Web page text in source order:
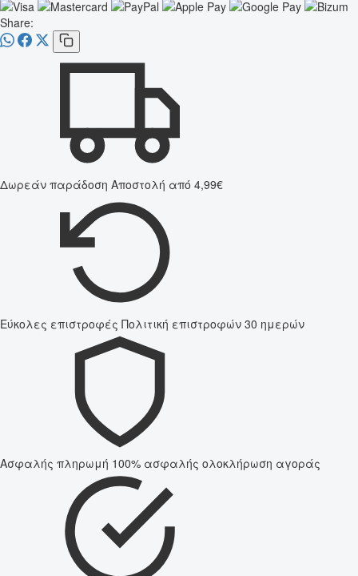
Share:
Δωρεάν παράδοση Αποστολή από 4,99€
Εύκολες επιστροφές Πολιτική επιστροφών 30 ημερών
Ασφαλής πληρωμή 100% ασφαλής ολοκλήρωση αγοράς